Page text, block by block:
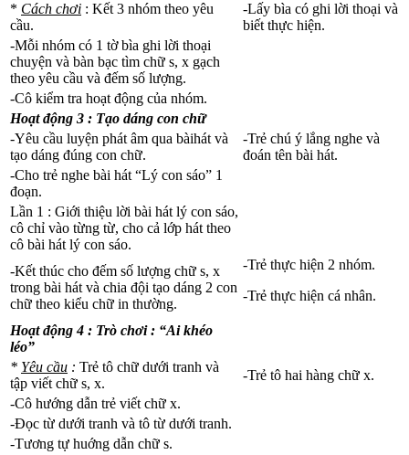
* Cách chơi : Kết 3 nhóm theo yêu
cầu.
-Lấy bìa có ghi lời thoại và
biết thực hiện.
-Mỗi nhóm có 1 tờ bìa ghi lời thoại
chuyện và bàn bạc tìm chữ s, x gạch
theo yêu cầu và đếm số lượng.
-Cô kiểm tra hoạt động của nhóm.
Hoạt động 3 : Tạo dáng con chữ
-Yêu cầu luyện phát âm qua bàihát và
tạo dáng đúng con chữ.
-Trẻ chú ý lắng nghe và
đoán tên bài hát.
-Cho trẻ nghe bài hát “Lý con sáo” 1
đoạn.
Lần 1 : Giới thiệu lời bài hát lý con sáo,
cô chỉ vào từng từ, cho cả lớp hát theo
cô bài hát lý con sáo.
-Kết thúc cho đếm số lượng chữ s, x
trong bài hát và chia đội tạo dáng 2 con
chữ theo kiểu chữ in thường.
-Trẻ thực hiện 2 nhóm.
-Trẻ thực hiện cá nhân.
Hoạt động 4 : Trò chơi : “Ai khéo
léo”
* Yêu cầu : Trẻ tô chữ dưới tranh và
tập viết chữ s, x.
-Trẻ tô hai hàng chữ x.
-Cô hướng dẫn trẻ viết chữ x.
-Đọc từ dưới tranh và tô từ dưới tranh.
-Tương tự huớng dẫn chữ s.